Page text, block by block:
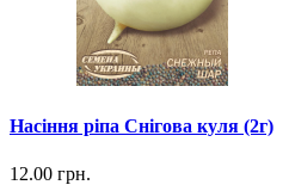
Насіння ріпа Снігова куля (2г)
12.00 грн.